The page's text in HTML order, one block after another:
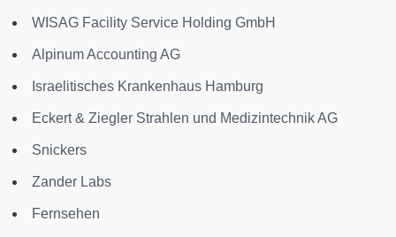
WISAG Facility Service Holding GmbH
Alpinum Accounting AG
Israelitisches Krankenhaus Hamburg
Eckert & Ziegler Strahlen und Medizintechnik AG
Snickers
Zander Labs
Fernsehen